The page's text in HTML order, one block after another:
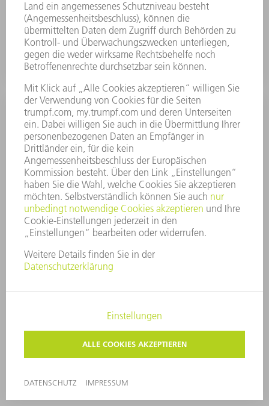
die Konfiguration des Lasers so verändert, dass Sie bis
zum Eintreffen des Ersatzteils weiter produzieren
können.
Intuitive Steuerung
Der optionale Touchscreen erleichtert Ihnen zusätzlich
die Steuerung und steigert die Produktivität.
seinen vielfältigen Funktionstasten für intuitives
Handling und einen einfachen Einrichtbetrieb.